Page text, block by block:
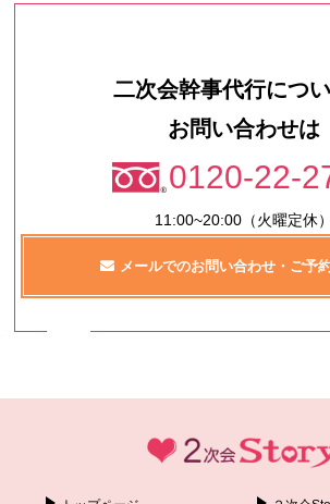
二次会幹事代行につ
お問い合わせは
0120-22-
11:00~20:00（火曜定休）
メールでのお問い合わせ・ご予